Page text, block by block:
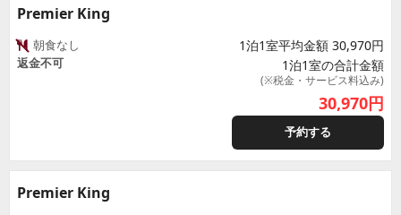
Premier King
朝食なし
返金不可
1泊1室平均金額 30,970円
1泊1室の合計金額
(※税金・サービス料込み)
30,970円
予約する
Premier King